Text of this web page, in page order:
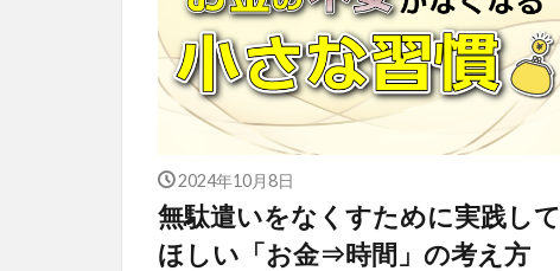
2024年10月8日
無駄遣いをなくすために実践して
ほしい「お金⇒時間」の考え方